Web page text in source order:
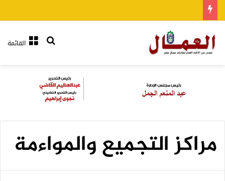
القائمةبحث عن
مراكز التجميع والمواءمة